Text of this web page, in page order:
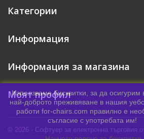
Категории
Информация
© 2026 - Софтуер за електронна търговия
Информация за магазина
Използваме бисквитки, за да осигурим
най-доброто преживяване в нашия
работи for-chairs.com правилно е
съгласие с употребата им!
Моят профил